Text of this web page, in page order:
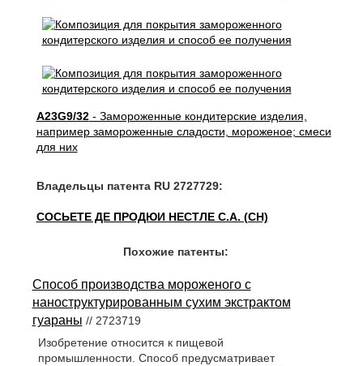
A23G9/32- Замороженные кондитерские изделия,
например замороженные сладости, мороженое; смеси
для них
Владельцы патента RU 2727729:
СОСЬЕТЕ ДЕ ПРОДЮИ НЕСТЛЕ С.А. (CH)
Похожие патенты:
Способ производства мороженого с
наноструктурированным сухим экстрактом
гуараны // 2723719
Изобретение относится к пищевой
промышленности. Способ предусматривает